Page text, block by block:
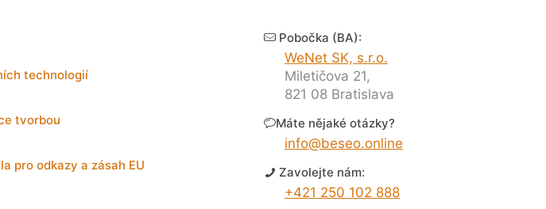
technologií
tvorbou
pro odkazy a zásah EU
Pobočka (BA):
WeNet SK, s.r.o.
Miletičova 21,
821 08 Bratislava
Máte nějaké otázky?
info@beseo.online
Zavolejte nám:
+421 250 102 888